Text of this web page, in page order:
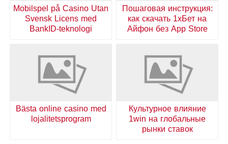
Пошаговая инструкция:
как скачать 1хБет на
Айфон без App Store
Mobilspel på Casino Utan
Svensk Licens med
BankID-teknologi
Культурное влияние
1win на глобальные
рынки ставок
Bästa online casino med
lojalitetsprogram